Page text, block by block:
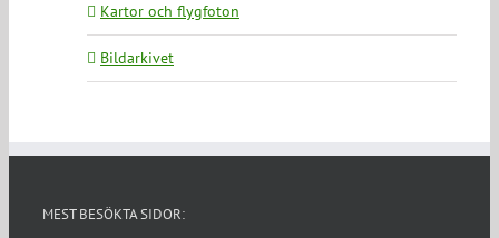
Kartor och flygfoton
Bildarkivet
MEST BESÖKTA SIDOR: